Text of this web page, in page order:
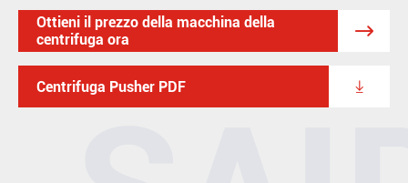
Ottieni il prezzo della macchina della
centrifuga ora

Centrifuga Pusher PDF 